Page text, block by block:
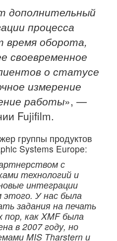
дополнительный
процесса
время оборота,
своевременное
о статусе
измерение
работы», —
Fujifilm.
группы продуктов
Systems Europe:
с
технологий и
интеграции
этого. У нас была
задания на печать
как XMF была
​​в 2007 году, но
MIS Tharstern и